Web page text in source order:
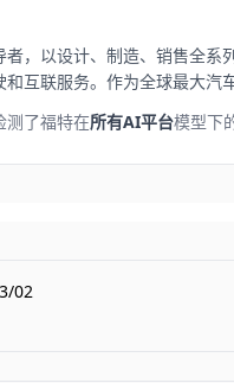
，以设计、制造、销售全
互联服务。作为全球最大汽
测了福特在所有AI平台模型下
02